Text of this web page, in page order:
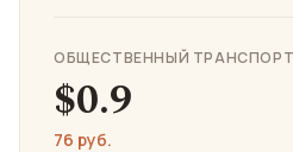
ОБЩЕСТВЕННЫЙ ТРАНСПОРТ
$0.9
76 руб.